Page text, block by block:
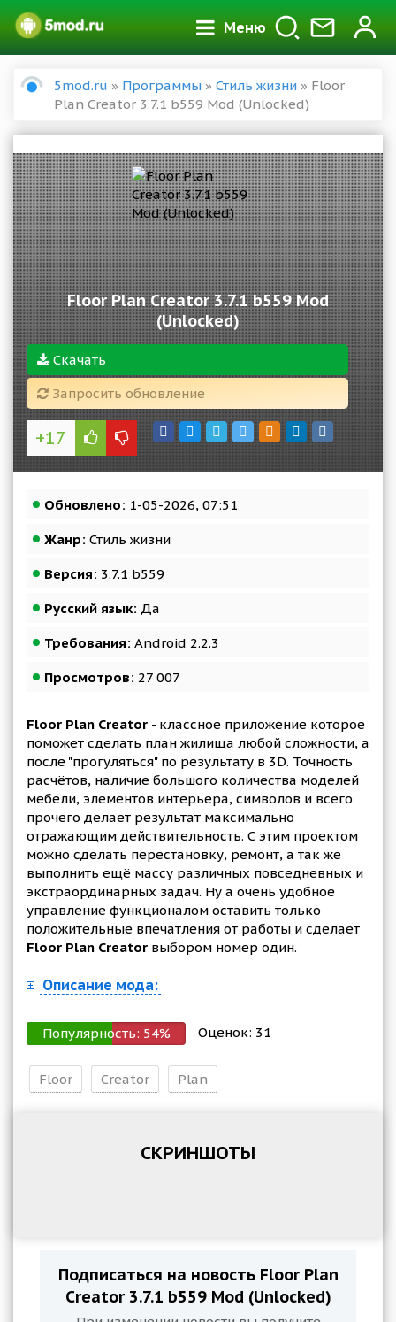
Меню
5mod.ru » Программы » Стиль жизни » Floor
Plan Creator 3.7.1 b559 Mod (Unlocked)
Floor Plan Creator 3.7.1 b559 Mod
(Unlocked)
Скачать
Запросить обновление
+17
Обновлено: 1-05-2026, 07:51
Жанр: Стиль жизни
Версия: 3.7.1 b559
Русский язык: Да
Требования: Android 2.2.3
Просмотров: 27 007
Floor Plan Creator - классное приложение которое
поможет сделать план жилища любой сложности, а
после "прогуляться" по результату в 3D. Точность
расчётов, наличие большого количества моделей
мебели, элементов интерьера, символов и всего
прочего делает результат максимально
отражающим действительность. С этим проектом
можно сделать перестановку, ремонт, а так же
выполнить ещё массу различных повседневных и
экстраординарных задач. Ну а очень удобное
управление функционалом оставить только
положительные впечатления от работы и сделает
Floor Plan Creator выбором номер один.
Описание мода:
Популярность: 54% Оценок: 31
Floor Creator Plan
СКРИНШОТЫ
Подписаться на новость Floor Plan
Creator 3.7.1 b559 Mod (Unlocked)